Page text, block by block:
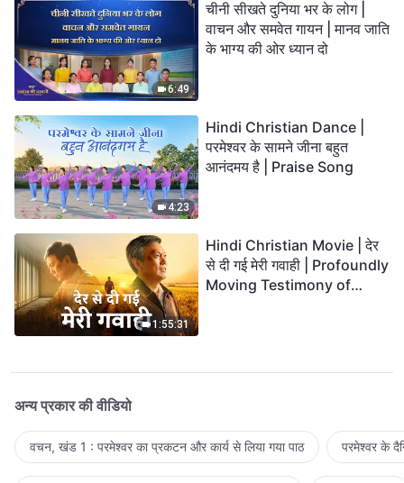
6:49
चीनी सीखते दुनिया भर के लोग |
वाचन और समवेत गायन | मानव जाति
के भाग्य की ओर ध्यान दो
4:23
Hindi Christian Dance |
परमेश्वर के सामने जीना बहुत
आनंदमय है | Praise Song
1:55:31
Hindi Christian Movie | देर
से दी गई मेरी गवाही | Profoundly
Moving Testimony of
अन्य प्रकार की वीडियो
वचन, खंड 1 : परमेश्वर का प्रकटन और कार्य से लिया गया पाठ परमेश्वर के